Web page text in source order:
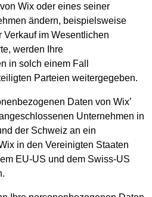
Wix oder eines seiner
ändern, beispielsweise
Verkauf im Wesentlichen
werden Ihre
in solch einem Fall
Parteien weitergegeben.
Daten von Wix’
Unternehmen in
der Schweiz an ein
in den Vereinigten Staaten
EU-US und dem Swiss-US